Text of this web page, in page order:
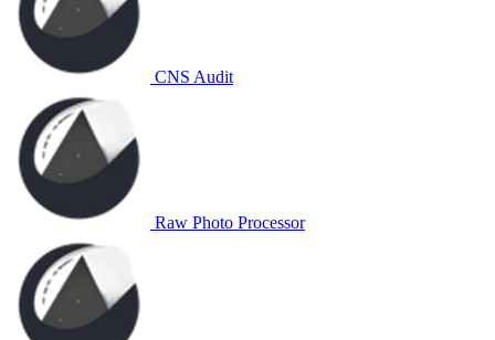
CNS Audit
Raw Photo Processor